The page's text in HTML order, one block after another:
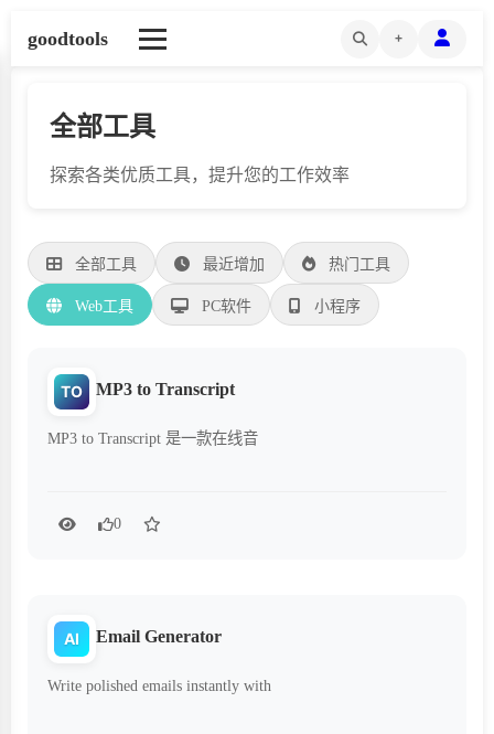
goodtools +
全部工具
探索各类优质工具，提升您的工作效率
全部工具 最近增加 热门工具
Web工具 PC软件 小程序
TO MP3 to Transcript
MP3 to Transcript 是一款在线音
0
AI Email Generator
Write polished emails instantly with